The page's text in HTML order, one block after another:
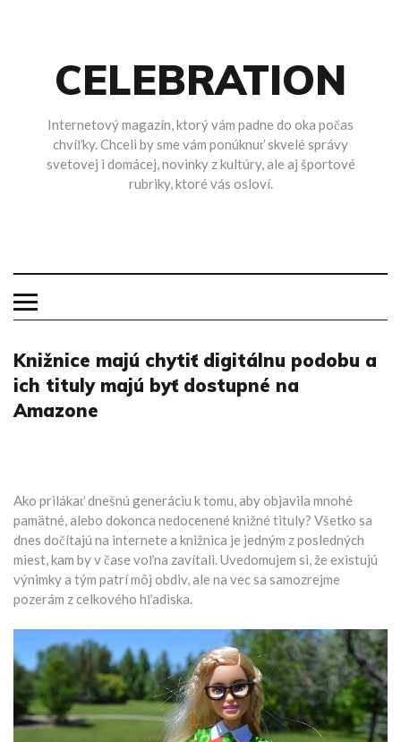
CELEBRATION
Internetový magazín, ktorý vám padne do oka počas
chvíľky. Chceli by sme vám ponúknuť skvelé správy
svetovej i domácej, novinky z kultúry, ale aj športové
rubriky, ktoré vás osloví.
Knižnice majú chytiť digitálnu podobu a
ich tituly majú byť dostupné na
Amazone
Ako prilákať dnešnú generáciu k tomu, aby objavila mnohé
pamätné, alebo dokonca nedocenené knižné tituly? Všetko sa
dnes dočítajú na internete a knižnica je jedným z posledných
miest, kam by v čase voľna zavítali. Uvedomujem si, že existujú
výnimky a tým patrí môj obdiv, ale na vec sa samozrejme
pozerám z celkového hľadiska.